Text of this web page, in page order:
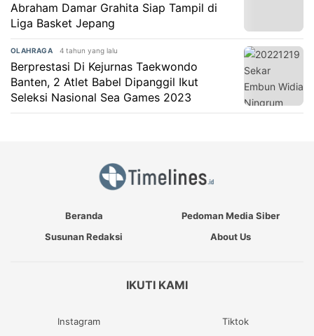
Abraham Damar Grahita Siap Tampil di
Liga Basket Jepang
OLAHRAGA 4 tahun yang lalu
Berprestasi Di Kejurnas Taekwondo
Banten, 2 Atlet Babel Dipanggil Ikut
Seleksi Nasional Sea Games 2023
Beranda
Pedoman Media Siber
Susunan Redaksi
About Us
IKUTI KAMI
Instagram Tiktok